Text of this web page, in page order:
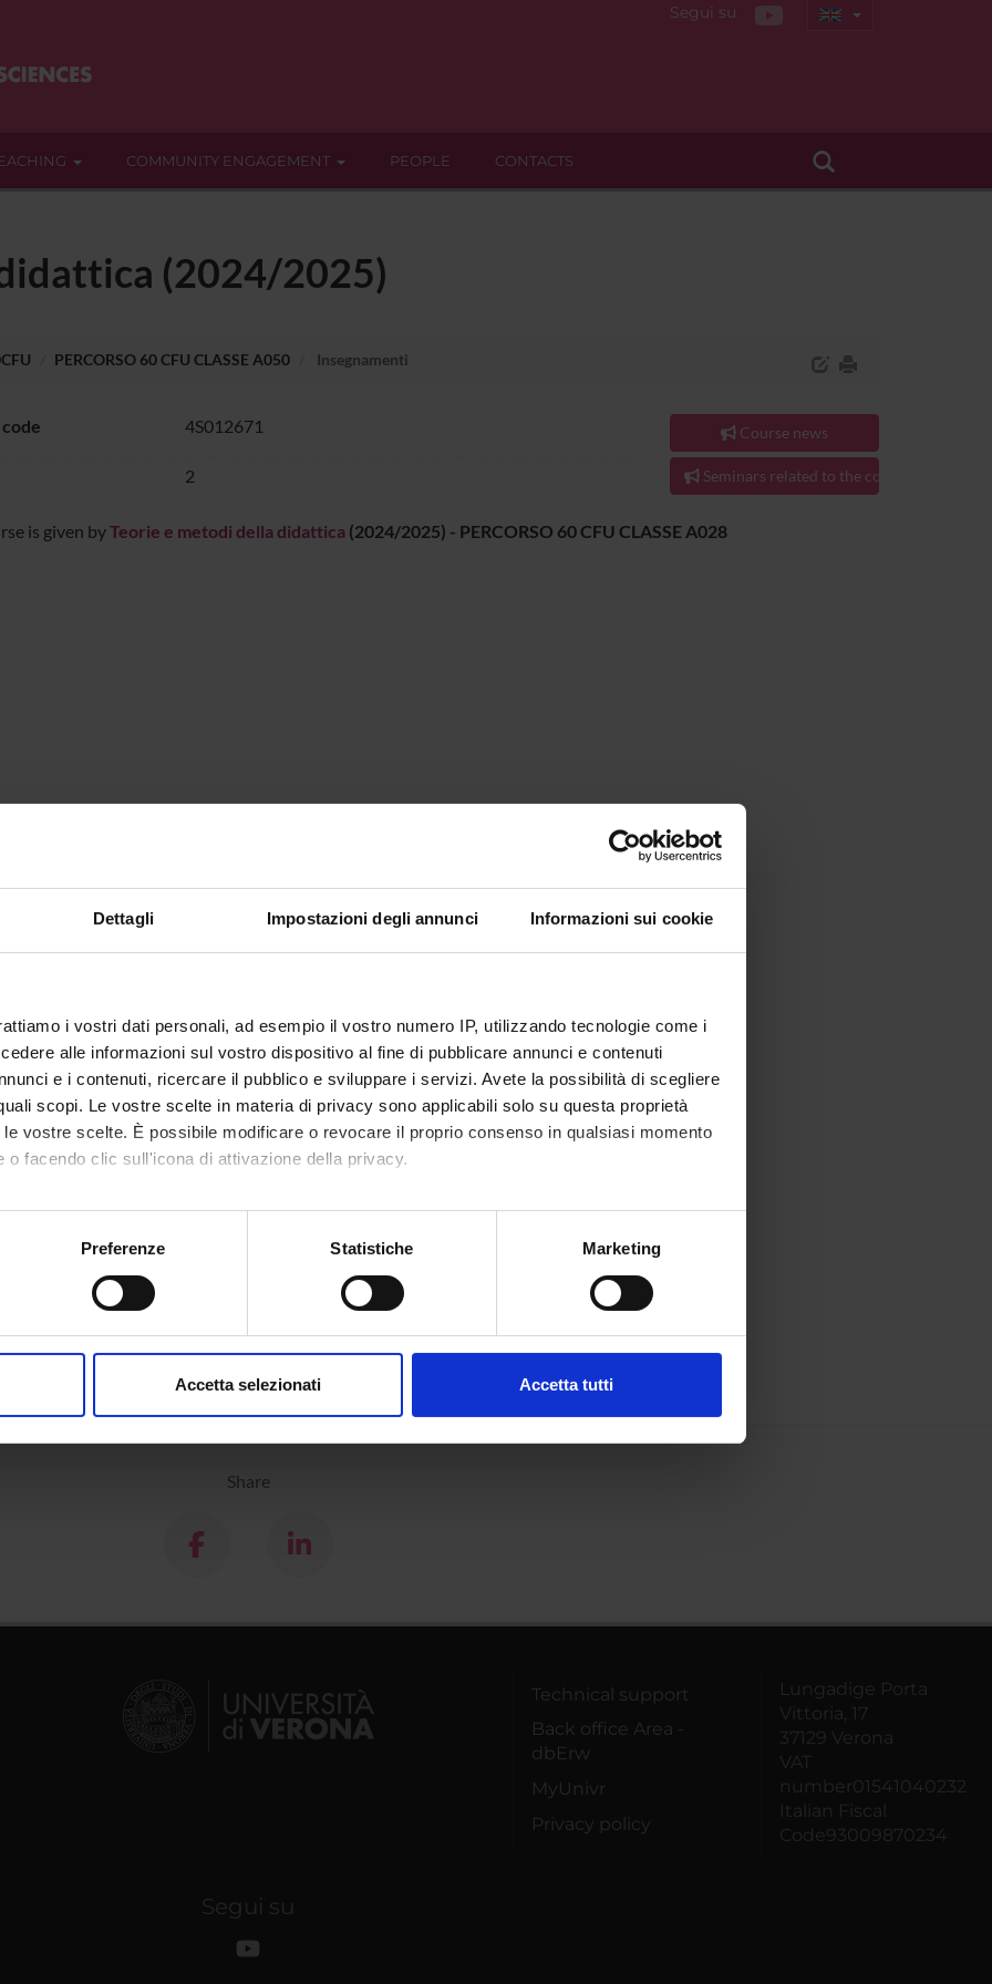
Dettagli Impostazioni degli annunci Informazioni sui cookie
i vostri dati personali, ad esempio il vostro numero IP, utilizzando tecnologie come i
alle informazioni sul vostro dispositivo al fine di pubblicare annunci e contenuti
e i contenuti, ricercare il pubblico e sviluppare i servizi. Avete la possibilità di scegliere
scopi. Le vostre scelte in materia di privacy sono applicabili solo su questa proprietà
vostre scelte. È possibile modificare o revocare il proprio consenso in qualsiasi momento
o facendo clic sull'icona di attivazione della privacy.
anche:
sulla tua posizione geografica, con un'approssimazione di qualche metro,
in qualsiasi momento dalla Dichiarazione sui cookie.
Preferenze Statistiche Marketing
Accetta selezionati Accetta tutti
Segui su
COMMUNITY ENGAGEMENT PEOPLE CONTACTS
(2024/2025)
PERCORSO 60 CFU CLASSE A050 Insegnamenti
4S012671
2
Course news
Seminars related to the course
is given byTeorie e metodi della didattica(2024/2025) - PERCORSO 60 CFU CLASSE A028
Share
Technical support
Back office Area -
dbErw
MyUnivr
Privacy policy
Lungadige Porta
Vittoria, 17
37129 Verona
VAT
number01541040232
Italian Fiscal
Code93009870234
Segui su